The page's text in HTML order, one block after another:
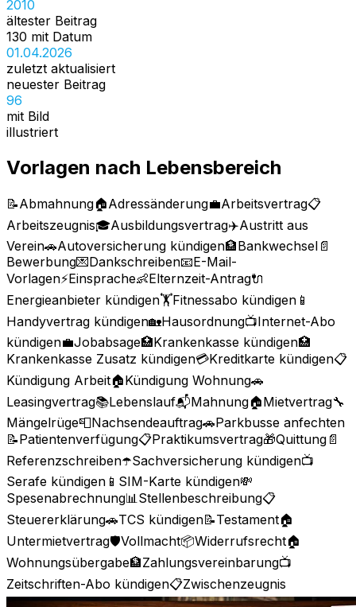
2010
ältester Beitrag
130 mit Datum
01.04.2026
zuletzt aktualisiert
neuester Beitrag
96
mit Bild
illustriert
Vorlagen nach Lebensbereich
📝Abmahnung🏠Adressänderung💼Arbeitsvertrag📋
Arbeitszeugnis🎓Ausbildungsvertrag✈️Austritt aus
Verein🚗Autoversicherung kündigen🏦Bankwechsel 📄
Bewerbung💌Dankschreiben📧E-Mail-
Vorlagen⚡Einsprache👶Elternzeit-Antrag🔌
Energieanbieter kündigen🏋️Fitnessabo kündigen 📱
Handyvertrag kündigen🏡Hausordnung📺Internet-Abo
kündigen💼Jobabsage🏥Krankenkasse kündigen🏥
Krankenkasse Zusatz kündigen💳Kreditkarte kündigen📋
Kündigung Arbeit🏠Kündigung Wohnung🚗
Leasingvertrag📚Lebenslauf📬Mahnung🏠Mietvertrag🔧
Mängelrüge📮Nachsendeauftrag🚗Parkbusse anfechten
📝Patientenverfügung📋Praktikumsvertrag🎁Quittung 📄
Referenzschreiben☂️Sachversicherung kündigen📺
Serafe kündigen 📱 SIM-Karte kündigen💸
Spesenabrechnung📊 Stellenbeschreibung📋
Steuererklärung🚗TCS kündigen📝Testament🏠
Untermietvertrag🛡️Vollmacht📦Widerrufsrecht🏠
Wohnungsübergabe🏦Zahlungsvereinbarung📺
Zeitschriften-Abo kündigen📋Zwischenzeugnis